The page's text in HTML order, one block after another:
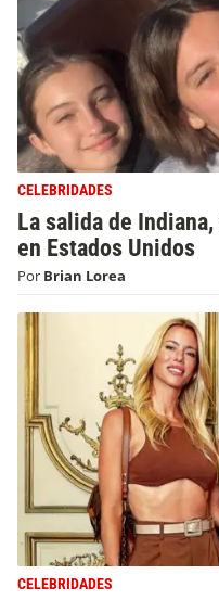
CELEBRIDADES
La salida de
en Estados Unidos
Por Brian Lorea
CELEBRIDADES